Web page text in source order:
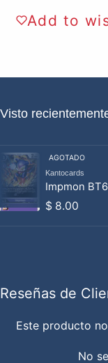
Add to
Visto
AGOTADO
Proveedor:
Kantocards
Impmon
Precio habitual
$ 8.00
Reseñas de
Este producto
No